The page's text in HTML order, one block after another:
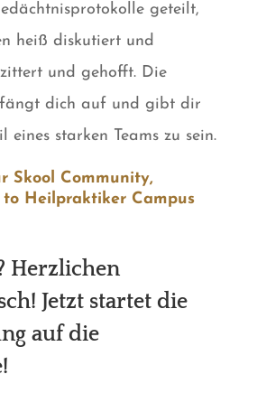
geteilt,
heiß diskutiert und
und gehofft. Die
fängt dich auf und gibt dir
eines starken Teams zu sein.
Skool Community,
to Heilpraktiker Campus
Herzlichen
Jetzt startet die
auf die